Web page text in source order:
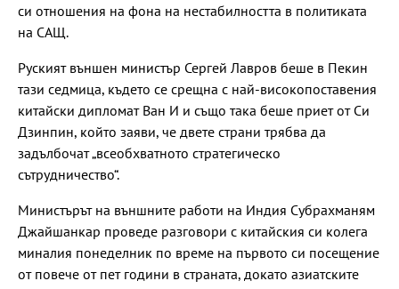
си отношения на фона на нестабилността в политиката
на САЩ.
Руският външен министър Сергей Лавров беше в Пекин
тази седмица, където се срещна с най-високопоставения
китайски дипломат Ван И и също така беше приет от Си
Дзинпин, който заяви, че двете страни трябва да
задълбочат „всеобхватното стратегическо
сътрудничество“.
Министърът на външните работи на Индия Субрахманям
Джайшанкар проведе разговори с китайския си колега
миналия понеделник по време на първото си посещение
от повече от пет години в страната, докато азиатските